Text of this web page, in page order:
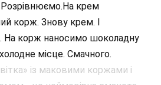
крем
корж. Знову крем. І
На корж наносимо шоколадну
місце. Смачного.